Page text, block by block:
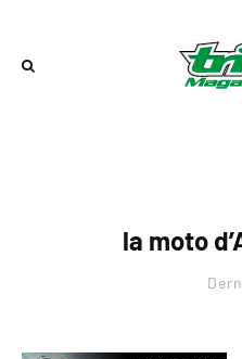
la moto